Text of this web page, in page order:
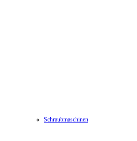
Schraubmaschinen